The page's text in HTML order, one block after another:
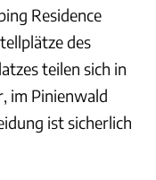
Residence
des
teilen sich in
im Pinienwald
ist sicherlich